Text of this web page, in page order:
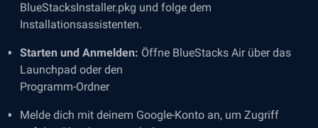
BlueStacksInstaller.pkg und folge dem
Installationsassistenten.
Starten und Anmelden: Öffne BlueStacks Air über das
Launchpad oder den
Programm-Ordner
Melde dich mit deinem Google-Konto an, um Zugriff